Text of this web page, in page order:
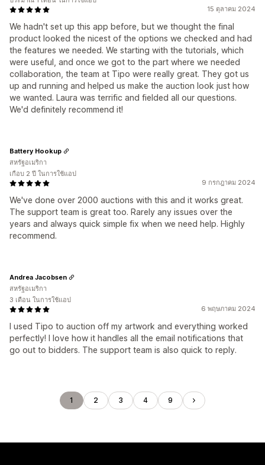
15 ตุลาคม 2024
We hadn't set up this app before, but we thought the final
product looked the nicest of the options we checked and had
the features we needed. We starting with the tutorials, which
were useful, and once we got to the part where we needed
collaboration, the team at Tipo were really great. They got us
up and running and helped us make the auction look just how
we wanted. Laura was terrific and fielded all our questions.
We'd definitely recommend it!
9 กรกฎาคม 2024
We've done over 2000 auctions with this and it works great.
The support team is great too. Rarely any issues over the
years and always quick simple fix when we need help. Highly
recommend.
Battery Hookup
สหรัฐอเมริกา
เกือบ 2 ปี ในการใช้แอป
6 พฤษภาคม 2024
I used Tipo to auction off my artwork and everything worked
perfectly! I love how it handles all the email notifications that
go out to bidders. The support team is also quick to reply.
Andrea Jacobsen
สหรัฐอเมริกา
3 เดือน ในการใช้แอป
1 2 3 4 9